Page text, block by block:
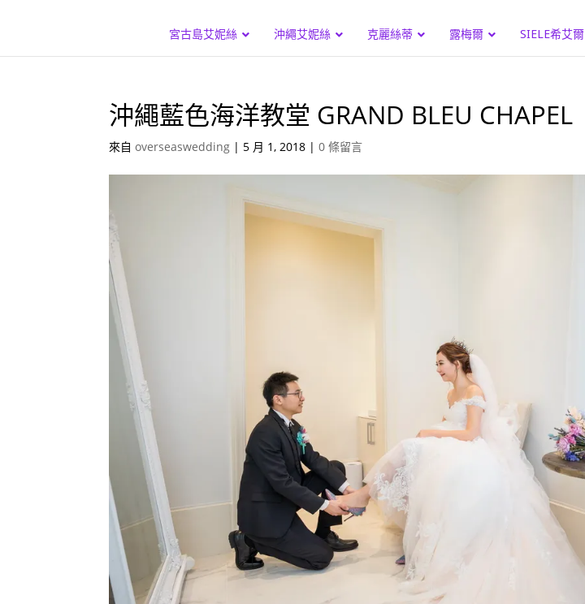
宮古島艾妮絲 沖繩艾妮絲 克麗絲蒂 露梅爾 SIELE希艾爾
沖繩藍色海洋教堂 GRAND BLEU CHAPEL
來自overseaswedding | 5 月 1, 2018 |0 條留言